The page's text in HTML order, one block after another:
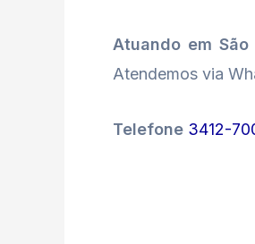
Atuando em
Atendemos via
Telefone 3412-